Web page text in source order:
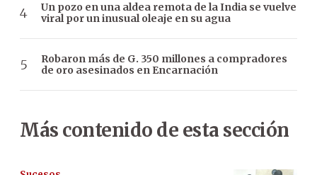
Un pozo en una aldea remota de la India se vuelve
viral por un inusual oleaje en su agua
Robaron más de G. 350 millones a compradores
de oro asesinados en Encarnación
Más contenido de esta sección